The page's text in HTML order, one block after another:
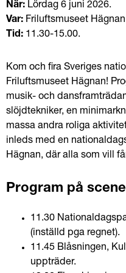
När: Lördag 6 juni 2026.
Var: Friluftsmuseet
Tid: 11.30-15.00.
Kom och fira Sveriges
Friluftsmuseet Hägnan!
musik- och
slöjdtekniker, en
massa andra roliga
inleds med en
Hägnan, där alla som vill
Program på
11.30
(inställd pga regnet).
11.45 Blåsningen,
uppträder.